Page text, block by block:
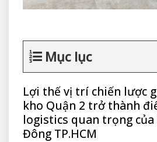
Mục lục
Lợi thế vị trí chiến lược
kho Quận 2 trở thành
logistics quan trọng
Đông TP.HCM